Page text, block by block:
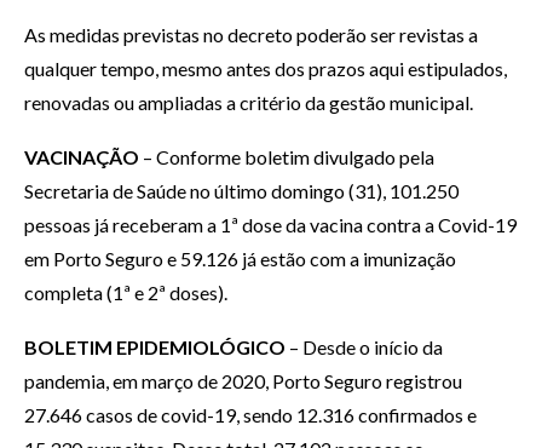
As medidas previstas no decreto poderão ser revistas a
qualquer tempo, mesmo antes dos prazos aqui estipulados,
renovadas ou ampliadas a critério da gestão municipal.
VACINAÇÃO – Conforme boletim divulgado pela
Secretaria de Saúde no último domingo (31), 101.250
pessoas já receberam a 1ª dose da vacina contra a Covid-19
em Porto Seguro e 59.126 já estão com a imunização
completa (1ª e 2ª doses).
BOLETIM EPIDEMIOLÓGICO – Desde o início da
pandemia, em março de 2020, Porto Seguro registrou
27.646 casos de covid-19, sendo 12.316 confirmados e